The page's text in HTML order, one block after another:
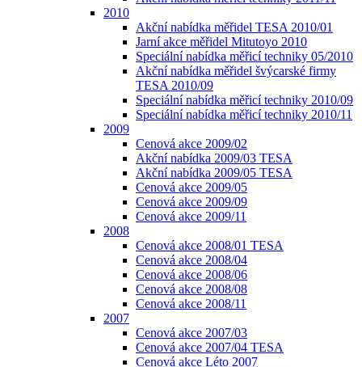
2010
Akční nabídka měřidel TESA 2010/01
Jarní akce měřidel Mitutoyo 2010
Speciální nabídka měřicí techniky 05/2010
Akční nabídka měřidel švýcarské firmy
TESA 2010/09
Speciální nabídka měřicí techniky 2010/09
Speciální nabídka měřicí techniky 2010/11
2009
Cenová akce 2009/02
Akční nabídka 2009/03 TESA
Akční nabídka 2009/05 TESA
Cenová akce 2009/05
Cenová akce 2009/09
Cenová akce 2009/11
2008
Cenová akce 2008/01 TESA
Cenová akce 2008/04
Cenová akce 2008/06
Cenová akce 2008/08
Cenová akce 2008/11
2007
Cenová akce 2007/03
Cenová akce 2007/04 TESA
Cenová akce Léto 2007